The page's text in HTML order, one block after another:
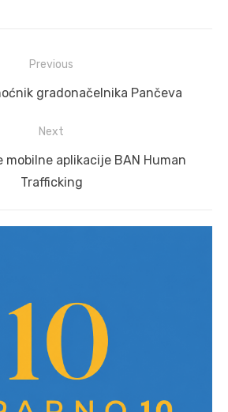
Previous
gradonačelnika Pančeva
Next
aplikacije BAN Human
Trafficking